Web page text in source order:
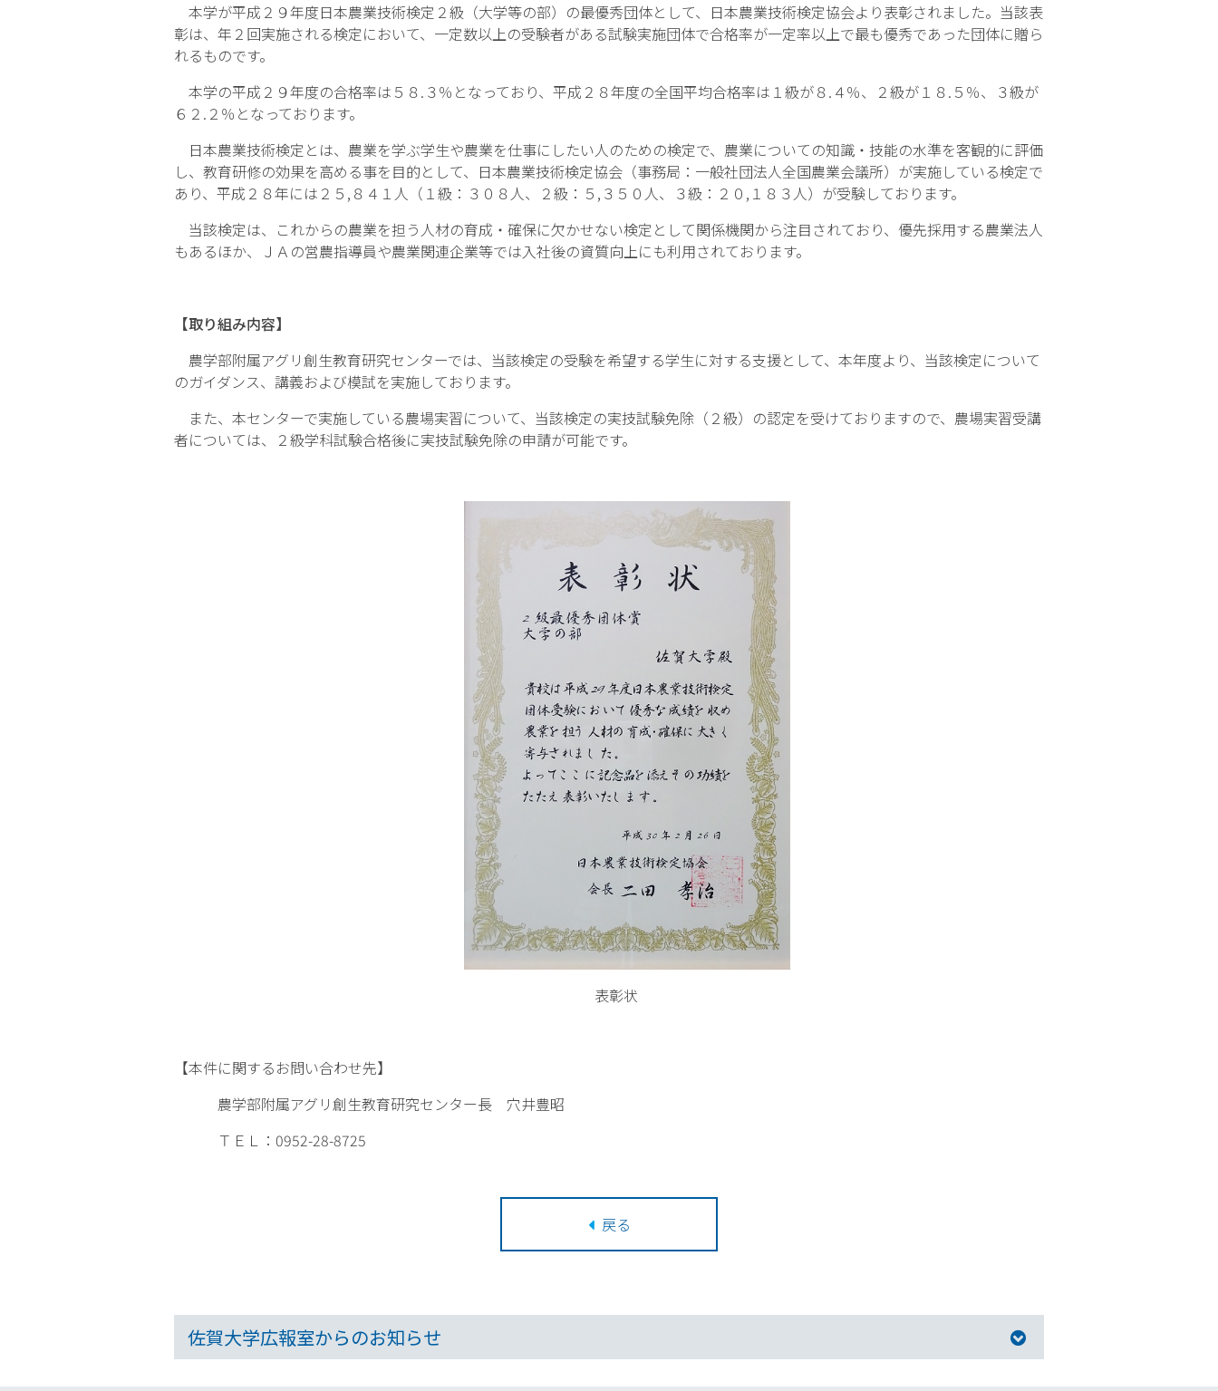
本学が平成２９年度日本農業技術検定２級（大学等の部）の最優秀団体として、日本農業技術検定協会より表彰されました。当該表
彰は、年２回実施される検定において、一定数以上の受験者がある試験実施団体で合格率が一定率以上で最も優秀であった団体に贈ら
れるものです。
本学の平成２９年度の合格率は５８.３％となっており、平成２８年度の全国平均合格率は１級が８.４％、２級が１８.５％、３級が
６２.２％となっております。
日本農業技術検定とは、農業を学ぶ学生や農業を仕事にしたい人のための検定で、農業についての知識・技能の水準を客観的に評価
し、教育研修の効果を高める事を目的として、日本農業技術検定協会（事務局：一般社団法人全国農業会議所）が実施している検定で
あり、平成２８年には２５,８４１人（１級：３０８人、２級：５,３５０人、３級：２０,１８３人）が受験しております。
当該検定は、これからの農業を担う人材の育成・確保に欠かせない検定として関係機関から注目されており、優先採用する農業法人
もあるほか、ＪＡの営農指導員や農業関連企業等では入社後の資質向上にも利用されております。
【取り組み内容】
農学部附属アグリ創生教育研究センターでは、当該検定の受験を希望する学生に対する支援として、本年度より、当該検定について
のガイダンス、講義および模試を実施しております。
また、本センターで実施している農場実習について、当該検定の実技試験免除（２級）の認定を受けておりますので、農場実習受講
者については、２級学科試験合格後に実技試験免除の申請が可能です。
表彰状
【本件に関するお問い合わせ先】
農学部附属アグリ創生教育研究センター長 穴井豊昭
ＴＥＬ：0952-28-8725
戻る
佐賀大学広報室からのお知らせ